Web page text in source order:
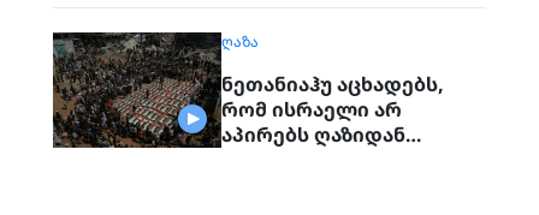
ᲦᲐᲖᲐ
ნეთანიაჰუ აცხადებს,
რომ ისრაელი არ
აპირებს ღაზიდან